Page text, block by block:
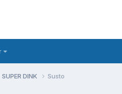
SUPER DINK Susto